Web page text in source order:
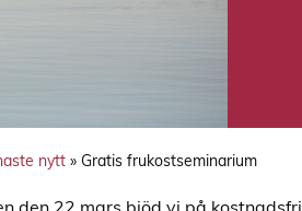
nytt» Gratis frukostseminarium